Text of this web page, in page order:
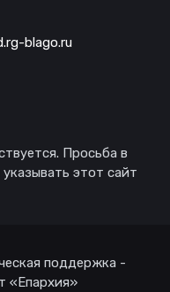
blago.ru
Просьба в
этот сайт
поддержка -
«Епархия»